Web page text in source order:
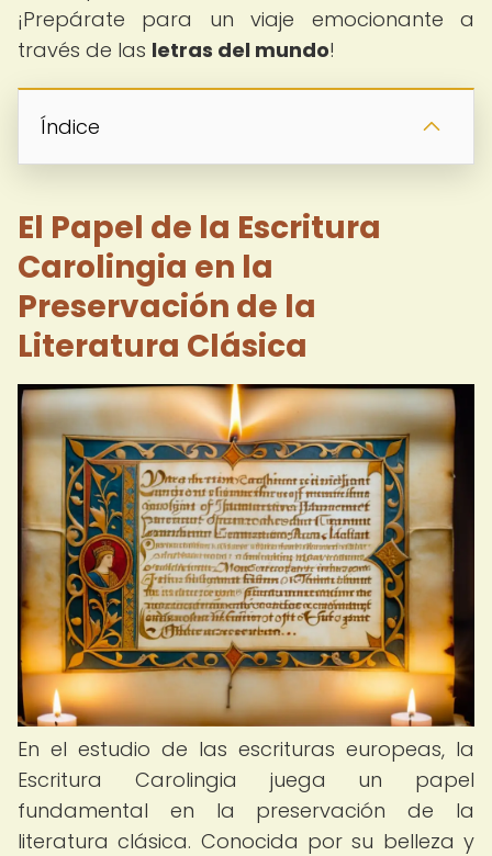
¡Prepárate para un viaje emocionante a
través de las letras del mundo!
Índice
El Papel de la Escritura
Carolingia en la
Preservación de la
Literatura Clásica
En el estudio de las escrituras europeas, la
Escritura Carolingia juega un papel
fundamental en la preservación de la
literatura clásica. Conocida por su belleza y